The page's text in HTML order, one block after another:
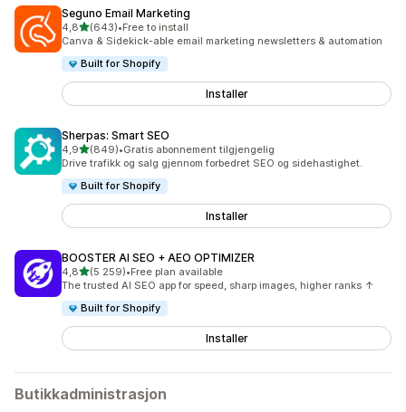
Seguno Email Marketing
4,8av 5 stjerner
(643)
Totalt 643 omtaler
•Free to install
Canva & Sidekick-able email marketing newsletters & automation
Built for Shopify
Installer
Sherpas: Smart SEO
4,9av 5 stjerner
(849)
Totalt 849 omtaler
•Gratis abonnement tilgjengelig
Drive trafikk og salg gjennom forbedret SEO og sidehastighet.
Built for Shopify
Installer
BOOSTER AI SEO + AEO OPTIMIZER
4,8av 5 stjerner
(5 259)
Totalt 5259 omtaler
•Free plan available
The trusted AI SEO app for speed, sharp images, higher ranks ↑
Built for Shopify
Installer
Butikkadministrasjon